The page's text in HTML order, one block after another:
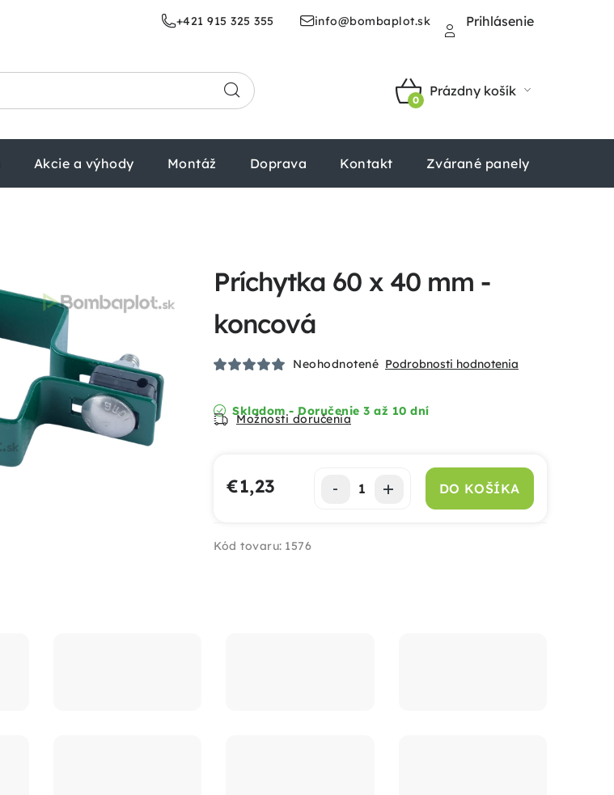
+421 915 325 355 info@bombaplot.sk Prihlásenie
NÁKUPNÝ
Prázdny košík
Akcie a výhody Montáž Doprava Kontakt Zvárané panely
Príchytka 60 x 40 mm -
koncová
Neohodnotené Podrobnosti hodnotenia
Skladom - Doručenie 3 až 10 dní
Možnosti doručenia
€1,23 DO KOŠÍKA
Kód tovaru: 1576